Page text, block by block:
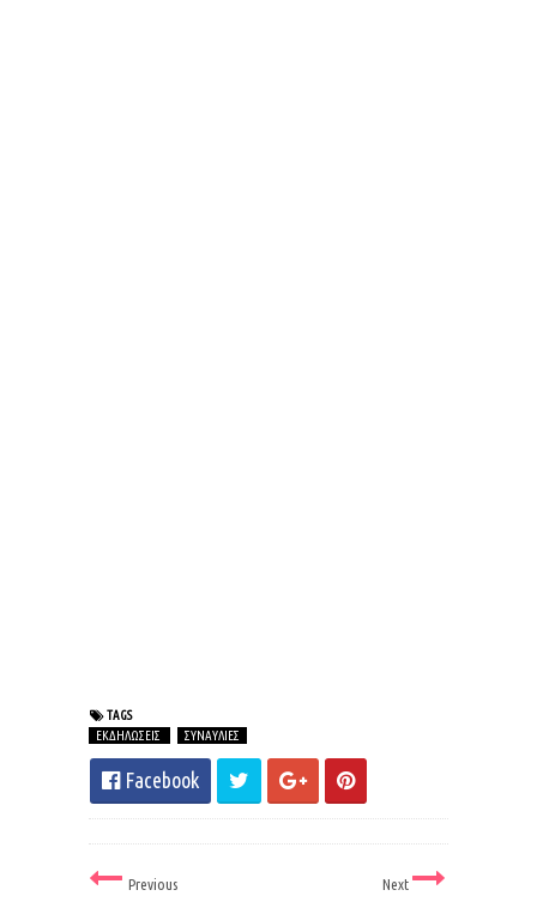
TAGS
ΕΚΔΗΛΩΣΕΙΣ
ΣΥΝΑΥΛΙΕΣ
Facebook
Next
Previous